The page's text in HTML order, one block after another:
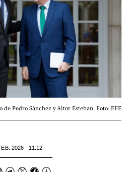
de Pedro Sánchez y Aitor Esteban. Foto: EFE
2026 - 11:12